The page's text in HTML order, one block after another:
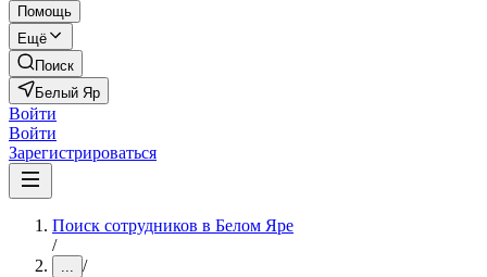
Помощь
Ещё
Поиск
Белый Яр
Войти
Войти
Зарегистрироваться
Поиск сотрудников в Белом Яре
/
... /